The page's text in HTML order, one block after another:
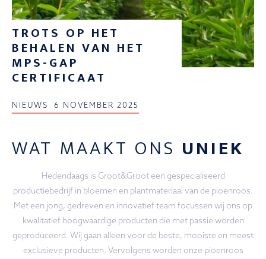
TROTS OP HET
BEHALEN VAN HET
MPS-GAP
CERTIFICAAT
NIEUWS 6 NOVEMBER 2025
WAT MAAKT ONS UNIEK
Hedendaags is Groot&Groot een gespecialiseerd
productiebedrijf in bloemen en plantmateriaal van de pioenroos.
Met een jong, gedreven en innovatief team focussen wij ons op
kwalitatief hoogwaardige producten die met passie worden
geproduceerd. Wij gaan alleen voor de beste, mooiste en meest
exclusieve producten. Vervolgens worden onze pioenroos